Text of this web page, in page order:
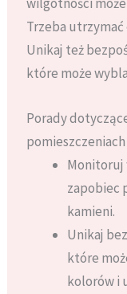
Trzeba
Unikaj też
które może
Porady
pomieszczeniach
Monitoruj
zapobiec
kamieni.
Unikaj
które
kolorów i